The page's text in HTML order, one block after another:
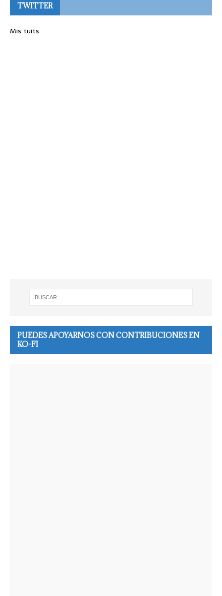
TWITTER
Mis tuits
PUEDES APOYARNOS CON CONTRIBUCIONES EN
KO-FI